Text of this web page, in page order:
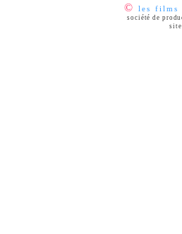
© les films
société de